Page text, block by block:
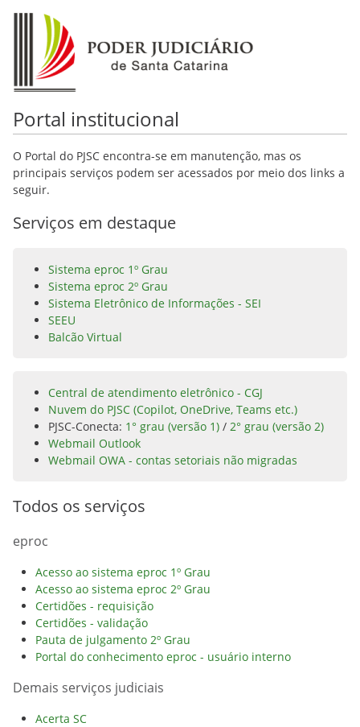
Portal institucional
O Portal do PJSC encontra-se em manutenção, mas os
principais serviços podem ser acessados por meio dos links a
seguir.
Serviços em destaque
Sistema eproc 1º Grau
Sistema eproc 2º Grau
Sistema Eletrônico de Informações - SEI
SEEU
Balcão Virtual
Central de atendimento eletrônico - CGJ
Nuvem do PJSC (Copilot, OneDrive, Teams etc.)
PJSC-Conecta: 1° grau (versão 1) / 2° grau (versão 2)
Webmail Outlook
Webmail OWA - contas setoriais não migradas
Todos os serviços
eproc
Acesso ao sistema eproc 1º Grau
Acesso ao sistema eproc 2º Grau
Certidões - requisição
Certidões - validação
Pauta de julgamento 2º Grau
Portal do conhecimento eproc - usuário interno
Demais serviços judiciais
Acerta SC